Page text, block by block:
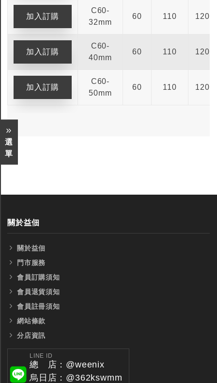
選
單
C60-
32mm
60 110 120
C60-
40mm
60 110 120
C60-
50mm
60 110 120
關於益佃
關於益佃
門市服務
會員訂購須知
會員退貨須知
會員註冊須知
網站條款
分店資訊
LINE ID
總 店：@weenix
烏日店：@362kswmm